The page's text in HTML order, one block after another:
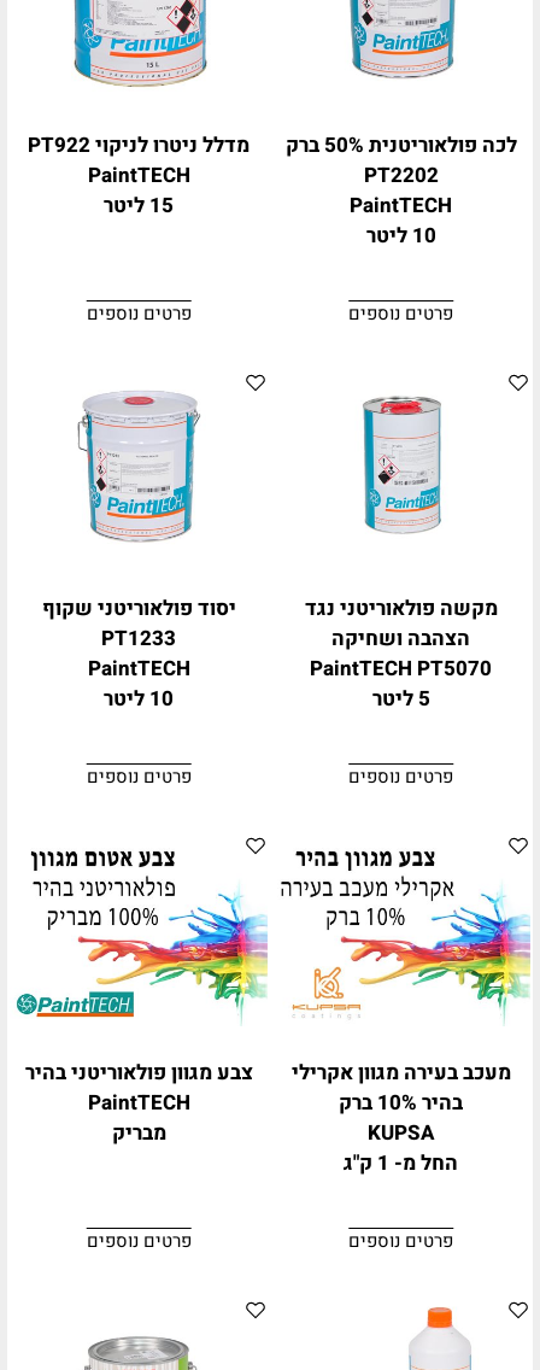
לכה פולאוריטנית 50% ברק
PT2202
PaintTECH
10 ליטר
פרטים נוספים
מדלל ניטרו לניקוי PT922
PaintTECH
15 ליטר
פרטים נוספים
מקשה פולאוריטני נגד
הצהבה ושחיקה
PaintTECH PT5070
5 ליטר
פרטים נוספים
יסוד פולאוריטני שקוף
PT1233
PaintTECH
10 ליטר
פרטים נוספים
מעכב בעירה מגוון אקרילי
בהיר 10% ברק
KUPSA
החל מ- 1 ק"ג
פרטים נוספים
צבע מגוון פולאוריטני בהיר
PaintTECH
מבריק
פרטים נוספים